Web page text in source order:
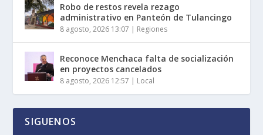
Robo de restos revela rezago
administrativo en Panteón de Tulancingo
8 agosto, 2026 13:07 | Regiones
Reconoce Menchaca falta de socialización
en proyectos cancelados
8 agosto, 2026 12:57 | Local
SIGUENOS